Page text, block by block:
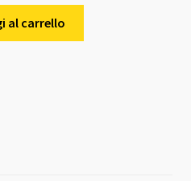
originale
era:
attuale
è:
al carrello